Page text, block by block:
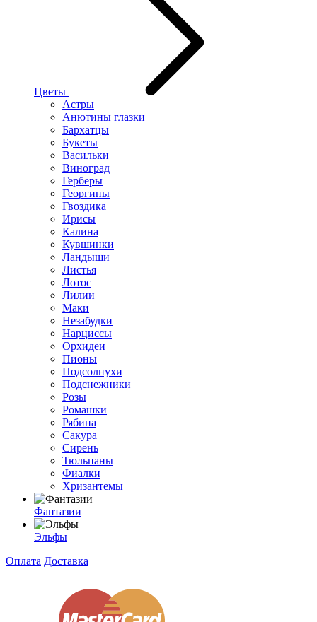
Цветы
Астры
Анютины глазки
Бархатцы
Букеты
Васильки
Виноград
Герберы
Георгины
Гвоздика
Ирисы
Калина
Кувшинки
Ландыши
Листья
Лотос
Лилии
Маки
Незабудки
Нарциссы
Орхидеи
Пионы
Подсолнухи
Подснежники
Розы
Ромашки
Рябина
Сакура
Сирень
Тюльпаны
Фиалки
Хризантемы
Фантазии
Эльфы
Оплата Доставка